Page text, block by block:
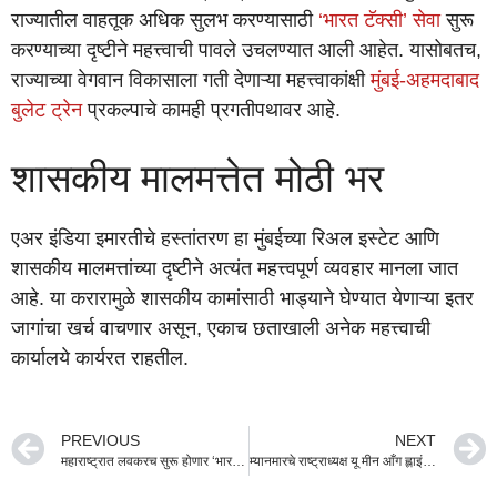
राज्यातील वाहतूक अधिक सुलभ करण्यासाठी ‘भारत टॅक्सी’ सेवासुरू
करण्याच्या दृष्टीने महत्त्वाची पावले उचलण्यात आली आहेत. यासोबतच,
राज्याच्या वेगवान विकासाला गती देणाऱ्या महत्त्वाकांक्षीमुंबई-अहमदाबाद
बुलेट ट्रेनप्रकल्पाचे कामही प्रगतीपथावर आहे.
शासकीय मालमत्तेत मोठी भर
एअर इंडिया इमारतीचे हस्तांतरण हा मुंबईच्या रिअल इस्टेट आणि
शासकीय मालमत्तांच्या दृष्टीने अत्यंत महत्त्वपूर्ण व्यवहार मानला जात
आहे. या करारामुळे शासकीय कामांसाठी भाड्याने घेण्यात येणाऱ्या इतर
जागांचा खर्च वाचणार असून, एकाच छताखाली अनेक महत्त्वाची
कार्यालये कार्यरत राहतील.
PREVIOUS
महाराष्ट्रात लवकरच सुरू होणार ‘भारत टॅक्सी’ सेवा; ॲग्रीगेटर सहकारी नियमावली तयार करण्याचे मुख्यमंत्री देवेंद्र फडणवीस यांचे निर्देश
NEXT
म्यानमारचे राष्ट्राध्यक्ष यू मीन आँग ह्लाइंग यांचे मुंबईत आगमन; राज्यपाल जिष्णु देव वर्मा यांच्याकडून भव्य स्वागत